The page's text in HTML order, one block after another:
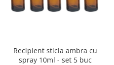
Recipient sticla ambra cu
spray 10ml - set 5 buc